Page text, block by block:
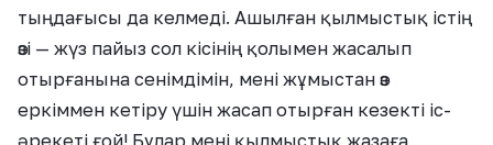
тыңдағысы да келмеді. Ашылған қылмыстық істің
өзі — жүз пайыз сол кісінің қолымен жасалып
отырғанына сенімдімін, мені жұмыстан өз
еркіммен кетіру үшін жасап отырған кезекті іс-